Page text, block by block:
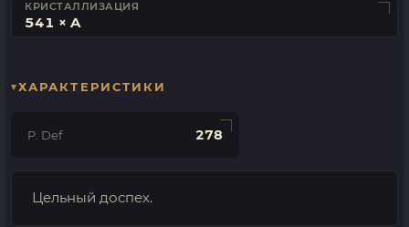
КРИСТАЛЛИЗАЦИЯ
541 × A
ХАРАКТЕРИСТИКИ
P. Def 278
Цельный доспех.